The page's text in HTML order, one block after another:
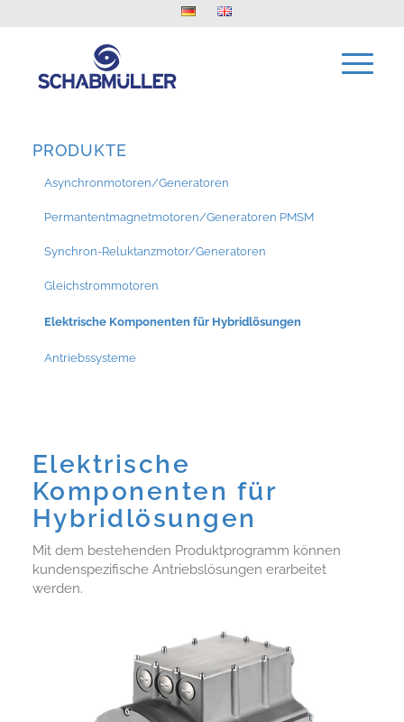
PRODUKTE
Asynchronmotoren/Generatoren
Permantentmagnetmotoren/Generatoren PMSM
Synchron-Reluktanzmotor/Generatoren
Gleichstrommotoren
Elektrische Komponenten für Hybridlösungen
Antriebssysteme
Elektrische
Komponenten für
Hybridlösungen
Mit dem bestehenden Produktprogramm können
kundenspezifische Antriebslösungen erarbeitet
werden.